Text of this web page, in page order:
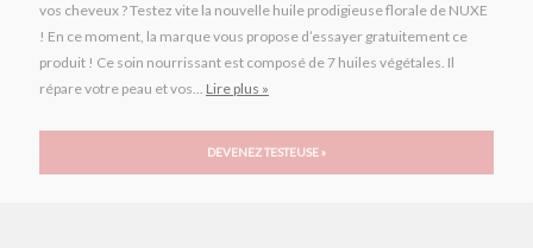
vos cheveux ? Testez vite la nouvelle huile prodigieuse florale de NUXE
! En ce moment, la marque vous propose d’essayer gratuitement ce
produit ! Ce soin nourrissant est composé de 7 huiles végétales. Il
répare votre peau et vos... Lire plus »
DEVENEZ TESTEUSE »